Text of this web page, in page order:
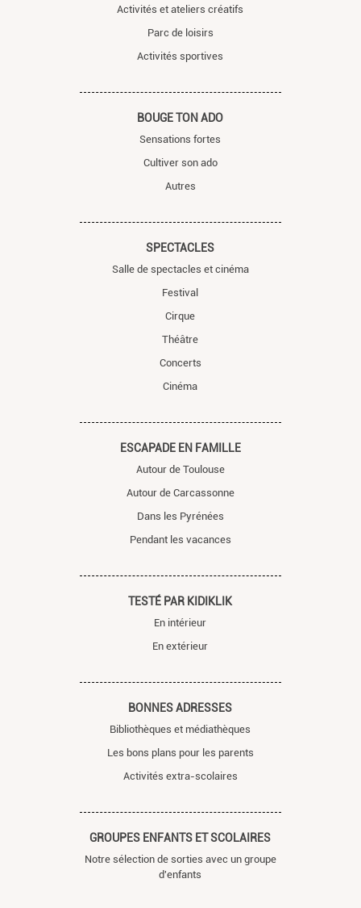
Activités et ateliers créatifs
Parc de loisirs
Activités sportives
BOUGE TON ADO
Sensations fortes
Cultiver son ado
Autres
SPECTACLES
Salle de spectacles et cinéma
Festival
Cirque
Théâtre
Concerts
Cinéma
ESCAPADE EN FAMILLE
Autour de Toulouse
Autour de Carcassonne
Dans les Pyrénées
Pendant les vacances
TESTÉ PAR KIDIKLIK
En intérieur
En extérieur
BONNES ADRESSES
Bibliothèques et médiathèques
Les bons plans pour les parents
Activités extra-scolaires
GROUPES ENFANTS ET SCOLAIRES
Notre sélection de sorties avec un groupe
d'enfants